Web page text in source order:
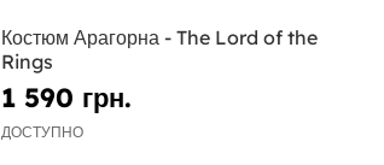
Костюм Арагорна - The Lord of the
Rings
1 590 грн.
ДОСТУПНО